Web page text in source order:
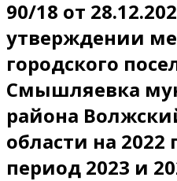
90/18 от
утверждении
городского
Смышляевка
района
области на
период 2023 и